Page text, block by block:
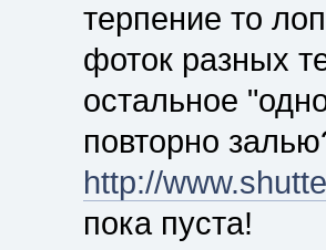
терпение то
фоток разных
остальное
повторно
http://
пока пуста!